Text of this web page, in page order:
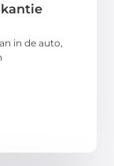
in de auto,